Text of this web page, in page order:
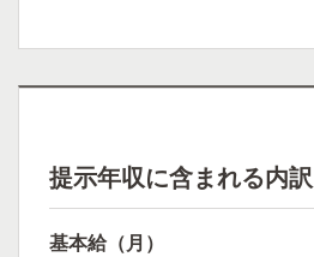
提示年収に含まれる内訳
基本給（月）